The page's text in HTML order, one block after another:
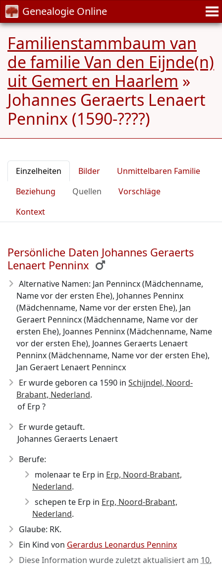
Genealogie Online
Familienstammbaum van
de familie Van den Eijnde(n)
uit Gemert en Haarlem »
Johannes Geraerts Lenaert
Penninx (1590-????)
Einzelheiten Bilder
Unmittelbaren Familie
Beziehung
Quellen
Vorschläge
Kontext
Persönliche Daten Johannes Geraerts
Lenaert Penninx
Alternative Namen: Jan Pennincx (Mädchenname,
Name vor der ersten Ehe), Johannes Penninx
(Mädchenname, Name vor der ersten Ehe), Jan
Geraert Pennincx (Mädchenname, Name vor der
ersten Ehe), Joannes Penninx (Mädchenname, Name
vor der ersten Ehe), Joannes Geraerts Lenaert
Penninx (Mädchenname, Name vor der ersten Ehe),
Jan Geraert Lenaert Pennincx
Er wurde geboren ca 1590 in Schijndel, Noord-
Brabant, Nederland.
of Erp ?
Er wurde getauft.
Johannes Geraerts Lenaert
Berufe:
molenaar te Erp in Erp, Noord-Brabant,
Nederland.
schepen te Erp in Erp, Noord-Brabant,
Nederland.
Glaube: RK.
Ein Kind von Gerardus Leonardus Penninx
Diese Information wurde zuletzt aktualisiert am 10.